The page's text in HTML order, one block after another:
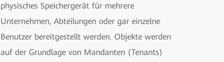
physisches Speichergerät für mehrere
Unternehmen, Abteilungen oder gar einzelne
Benutzer bereitgestellt werden. Objekte werden
auf der Grundlage von Mandanten (Tenants)